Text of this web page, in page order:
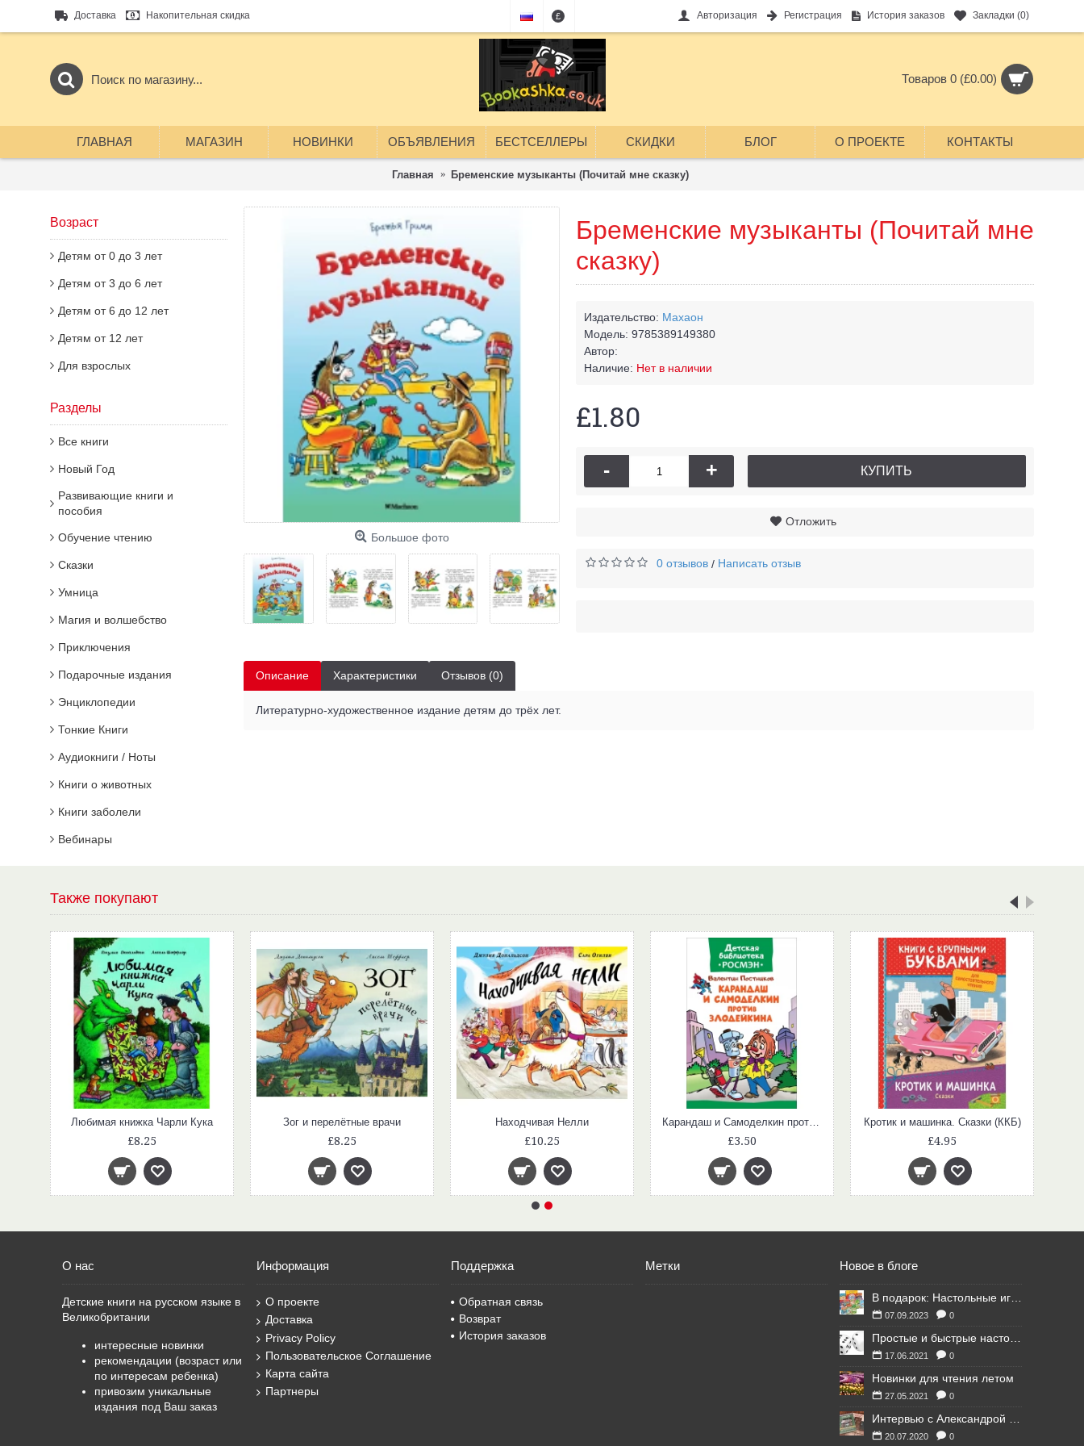
Доставка Накопительная скидка £ Авторизация Регистрация История заказов Закладки (0)
Товаров 0 (£0.00)
ГЛАВНАЯ МАГАЗИН НОВИНКИ ОБЪЯВЛЕНИЯ БЕСТСЕЛЛЕРЫ СКИДКИ БЛОГ О ПРОЕКТЕ КОНТАКТЫ
Главная Бременские музыканты (Почитай мне сказку)
Возраст
Детям от 0 до 3 лет
Детям от 3 до 6 лет
Детям от 6 до 12 лет
Детям от 12 лет
Для взрослых
Разделы
Все книги
Новый Год
Развивающие книги и
пособия
Обучение чтению
Сказки
Умница
Магия и волшебство
Приключения
Подарочные издания
Энциклопедии
Тонкие Книги
Аудиокниги / Ноты
Книги о животных
Книги заболели
Вебинары
Большое фото
Бременские музыканты (Почитай мне
сказку)
Издательство: Махаон
Модель: 9785389149380
Автор:
Наличие: Нет в наличии
£1.80
- + КУПИТЬ
Отложить
0 отзывов / Написать отзыв
Описание Характеристики Отзывов (0)
Литературно-художественное издание детям до трёх лет.
Также покупают
Любимая книжка Чарли Кука
£8.25
Зог и перелётные врачи
£8.25
Находчивая Нелли
£10.25
Карандаш и Самоделкин против Злодейкина (ДБ)
£3.50
Кротик и машинка. Сказки (ККБ)
£4.95
О нас
Детские книги на русском языке в
Великобритании
интересные новинки
рекомендации (возраст или
по интересам ребенка)
привозим уникальные
издания под Ваш заказ
Информация
О проекте
Доставка
Privacy Policy
Пользовательское Соглашение
Карта сайта
Партнеры
Поддержка
Обратная связь
Возврат
История заказов
Метки Новое в блоге
07.09.2023 0
17.06.2021 0
Новинки для чтения летом
27.05.2021 0
20.07.2020 0